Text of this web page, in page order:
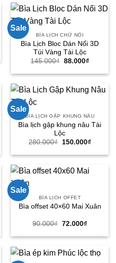
88.000₫.
Sale
BÌA LỊCH CHỮ NỔI
Bìa Lịch Bloc Dán Nổi 3D
Túi Vàng Tài Lộc
145.000₫ Giá
là:
88.000₫Giá
tại
88.000₫.
Sale
BÌA LỊCH GẬP KHUNG NÂU
Bìa lịch gập khung nâu Tài
Lộc
280.000₫
Giá
là:
150.000₫Giá
tại
Sale
BÌA LỊCH OFFET
Bìa offset 40×60 Mai Xuân
90.000₫ Giá
là:
72.000₫Giá
tại
72.000₫.